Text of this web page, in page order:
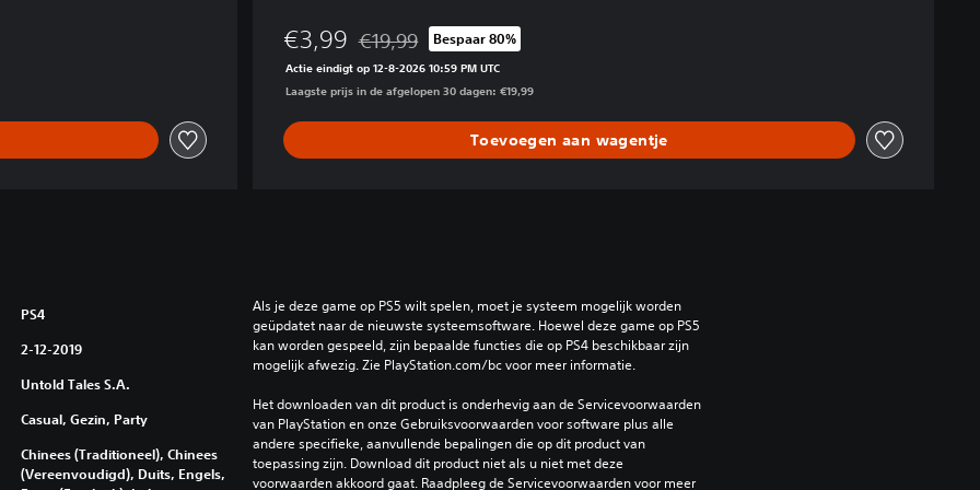
€3,99 Korting ten opzichte van de oorspronkelijke prijs van €19,99
€19,99 Bespaar 80%
Actie eindigt op 12-8-2026 10:59 PM UTC
Laagste prijs in de afgelopen 30 dagen: €19,99
Toevoegen aan wagentje
PS4
2-12-2019
Untold Tales S.A.
Casual, Gezin, Party
Chinees (Traditioneel), Chinees
(Vereenvoudigd), Duits, Engels,
Als je deze game op PS5 wilt spelen, moet je systeem mogelijk worden
geüpdatet naar de nieuwste systeemsoftware. Hoewel deze game op PS5
kan worden gespeeld, zijn bepaalde functies die op PS4 beschikbaar zijn
mogelijk afwezig. Zie PlayStation.com/bc voor meer informatie.
Het downloaden van dit product is onderhevig aan de Servicevoorwaarden
van PlayStation en onze Gebruiksvoorwaarden voor software plus alle
andere specifieke, aanvullende bepalingen die op dit product van
toepassing zijn. Download dit product niet als u niet met deze
voorwaarden akkoord gaat. Raadpleeg de Servicevoorwaarden voor meer